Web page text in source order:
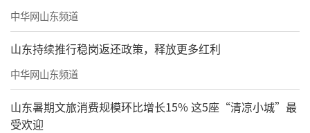
中华网山东频道
山东持续推行稳岗返还政策，释放更多红利
中华网山东频道
山东暑期文旅消费规模环比增长15% 这5座“清凉小城”最
受欢迎